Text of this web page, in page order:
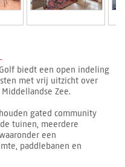
biedt een open indeling
met vrij uitzicht over
Zee.
gated community
tuinen, meerdere
een
paddlebanen en